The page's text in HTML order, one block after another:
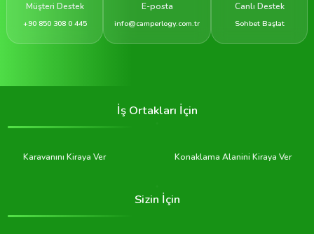
Müşteri Destek
+90 850 308 0 445
E-posta
info@camperlogy.com.tr
Canlı Destek
Sohbet Başlat
İş Ortakları İçin
Karavanını Kiraya Ver Konaklama Alanini Kiraya Ver
Sizin İçin